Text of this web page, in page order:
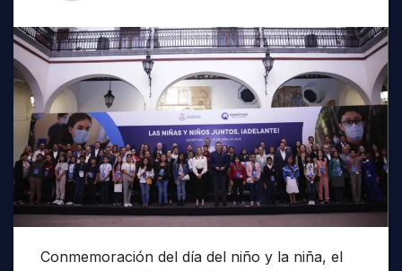
Conmemoración del día del niño y la niña, el